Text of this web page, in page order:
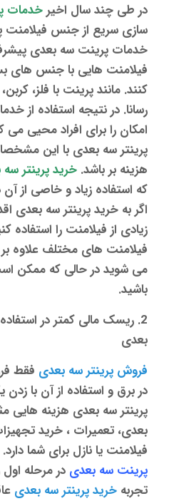
در طی چند سال اخیرخدمات
سازی سریع از جنس فیلامنت
خدمات پرینت سه بعدی
فیلامنت هایی با جنس های
کنند. مانند پرینت با فلز،
رسانا. در نتیجه استفاده از
امکان را برای افراد محیی می
پرینتر سه بعدی با این
هزینه بر باشد. خریدپرینتر
که استفاده زیاد و خاصی از آن
اگر به خریدپرینتر سه بعدی
زیادی از فیلامنت را استفاده
فیلامنت های مختلف علاوه
می شوید در حالی که ممکن
باشید.
2. ریسک مالی کمتر در
بعدی
فروش پرینتر سه بعدی فقط
در برق و استفاده از آن با
پرینتر سه بعدی هزینه هایی
بعدی، تعمیرات ، خرید
فیلامنت یا نازل برای شما
پرینت سه بعدی در مرحله
تجربه خرید پرینتر سه بعدی